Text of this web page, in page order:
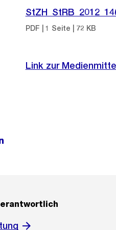
PDF | 1 Seite | 72 KB
Link zur